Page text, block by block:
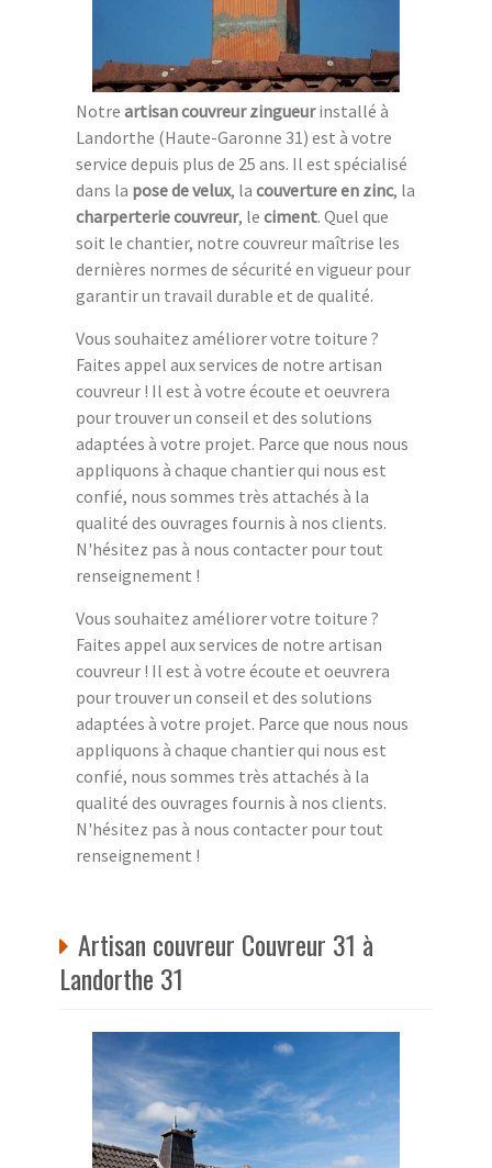
Notre artisan couvreur zingueurinstallé à
Landorthe (Haute-Garonne 31) est à votre
service depuis plus de 25 ans. Il est spécialisé
dans la pose de velux, la couverture en zinc, la
charperterie couvreur, le ciment. Quel que
soit le chantier, notre couvreur maîtrise les
dernières normes de sécurité en vigueur pour
garantir un travail durable et de qualité.
Vous souhaitez améliorer votre toiture ?
Faites appel aux services de notre artisan
couvreur ! Il est à votre écoute et oeuvrera
pour trouver un conseil et des solutions
adaptées à votre projet. Parce que nous nous
appliquons à chaque chantier qui nous est
confié, nous sommes très attachés à la
qualité des ouvrages fournis à nos clients.
N'hésitez pas à nous contacter pour tout
renseignement !
Vous souhaitez améliorer votre toiture ?
Faites appel aux services de notre artisan
couvreur ! Il est à votre écoute et oeuvrera
pour trouver un conseil et des solutions
adaptées à votre projet. Parce que nous nous
appliquons à chaque chantier qui nous est
confié, nous sommes très attachés à la
qualité des ouvrages fournis à nos clients.
N'hésitez pas à nous contacter pour tout
renseignement !
Artisan couvreur Couvreur 31 à
Landorthe 31